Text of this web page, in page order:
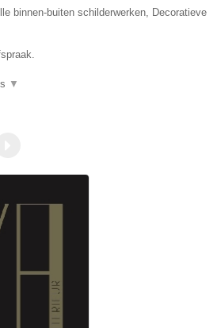
binnen-buiten schilderwerken, Decoratieve
▼